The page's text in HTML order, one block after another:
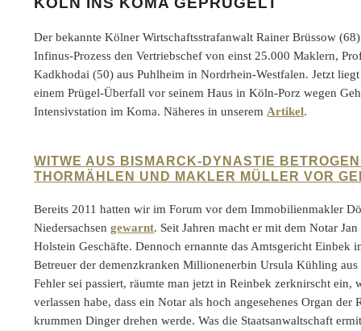
Der bekannte Kölner Wirtschaftsstrafanwalt Rainer Brüssow
Infinus-Prozess den Vertriebschef von einst 25.000 Maklern,
Kadkhodai (50) aus Puhlheim in Nordrhein-Westfalen. Jetzt
einem Prügel-Überfall vor seinem Haus in Köln-Porz wegen
Intensivstation im Koma. Näheres in unserem Artikel.
WITWE AUS BISMARCK-DYNASTIE
THORMÄHLEN UND MAKLER MÜLLER VOR
Bereits 2011 hatten wir im Forum vor dem Immobilienmakler
Niedersachsengewarnt. Seit Jahren macht er mit dem Notar
Holstein Geschäfte. Dennoch ernannte das Amtsgericht Einbek
Betreuer der demenzkranken Millionenerbin Ursula Kühling
Fehler sei passiert, räumte man jetzt in Reinbek zerknirscht ein,
verlassen habe, dass ein Notar als hoch angesehenes Organ der
krummen Dinger drehen werde. Was die Staatsanwaltschaft